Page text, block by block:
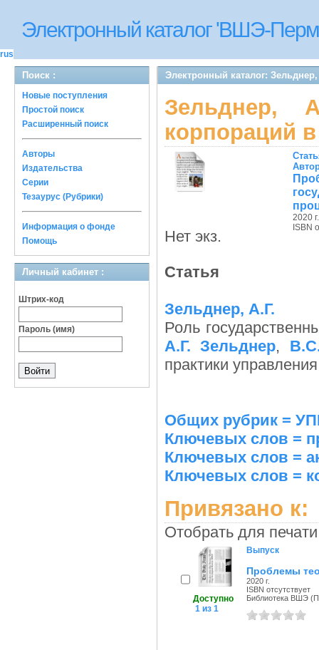
Электронный каталог 'ВШЭ-
rus
Поиск :
Новые поступления
Простой поиск
Расширенный поиск
Авторы
Издательства
Серии
Тезаурус (Рубрики)
Информация о фонде
Помощь
Личный кабинет :
Штрих-код
Пароль (имя)
Электронный каталог:
Зельднер,
корпораций
Нет экз.
2020 г.
ISBN
Статья
Зельднер, А.Г.
Роль
А.Г. Зельднер,
практики
Общих рубрик =
Ключевых слов =
Ключевых слов =
Ключевых слов =
Привязано к:
Отобрать для
Доступно
1 из 1
Выпуск
Проблемы
2020 г.
ISBN отсутствует
Библиотека ВШЭ